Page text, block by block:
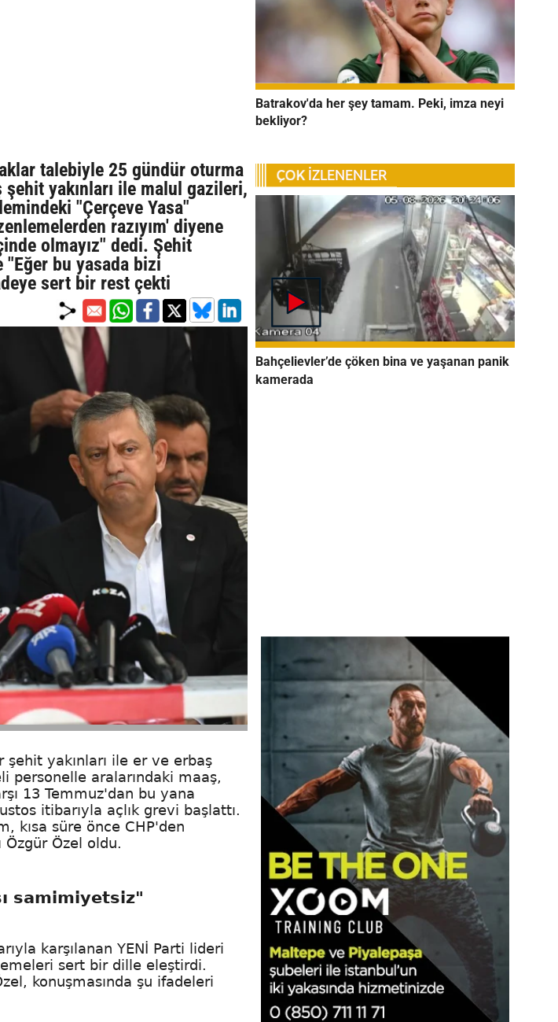
talebiyle 25 gündür oturma
yakınları ile malul gazileri,
"Çerçeve Yasa"
razıyım' diyene
olmayız" dedi. Şehit
"Eğer bu yasada bizi
sert bir rest çekti
yakınları ile er ve erbaş
personelle aralarındaki maaş,
13 Temmuz'dan bu yana
itibarıyla açlık grevi başlattı.
kısa süre önce CHP'den
Özgür Özel oldu.
samimiyetsiz"
karşılanan YENİ Parti lideri
sert bir dille eleştirdi.
konuşmasında şu ifadeleri
Batrakov'da her şey tamam. Peki, imza neyi
bekliyor?
Bahçelievler’de çöken bina ve yaşanan panik
kamerada